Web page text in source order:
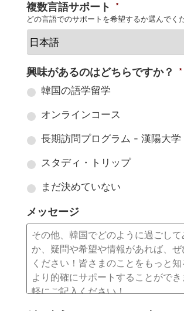
複数言語サポート *
どの言語でのサポートを希望するか選んでく
興味があるのはどちらですか？ *
韓国の語学留学
オンラインコース
長期訪問プログラム - 漢陽大学
スタディ・トリップ
まだ決めていない
メッセージ